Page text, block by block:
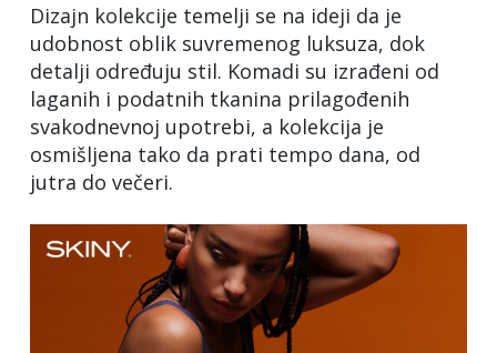
Dizajn kolekcije temelji se na ideji da je
udobnost oblik suvremenog luksuza, dok
detalji određuju stil. Komadi su izrađeni od
laganih i podatnih tkanina prilagođenih
svakodnevnoj upotrebi, a kolekcija je
osmišljena tako da prati tempo dana, od
jutra do večeri.